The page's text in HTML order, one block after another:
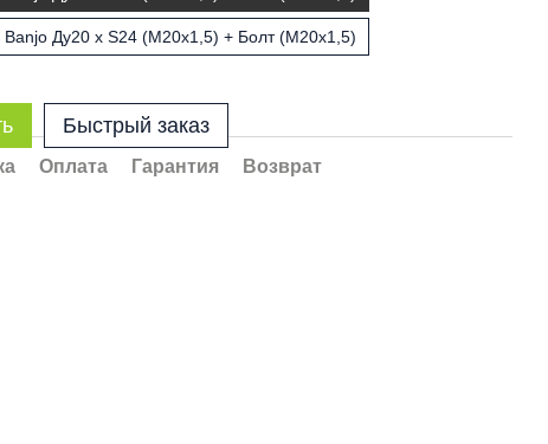
Ду20 х S24 (М20х1,5) + Болт (М20х1,5)
Быстрый заказ
Оплата Гарантия Возврат